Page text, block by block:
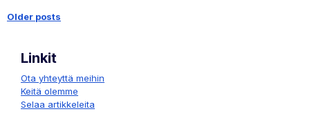
Posts
navigation
Older posts
Linkit
Ota yhteyttä meihin
Keitä olemme
Selaa artikkeleita